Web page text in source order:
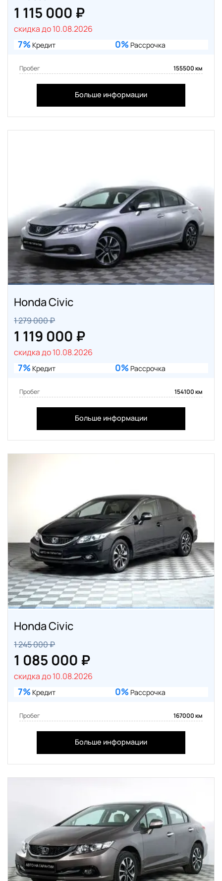
1 115 000 ₽
скидка до 10.08.2026
7% Кредит 0% Рассрочка
Пробег 155500 км
Больше информации
Honda Civic
1 279 000 ₽
1 119 000 ₽
скидка до 10.08.2026
7% Кредит 0% Рассрочка
Пробег 154100 км
Больше информации
Honda Civic
1 245 000 ₽
1 085 000 ₽
скидка до 10.08.2026
7% Кредит 0% Рассрочка
Пробег 167000 км
Больше информации